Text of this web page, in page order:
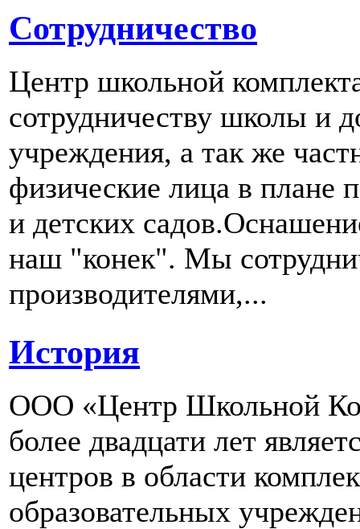
Сотрудничество
Центр школьной
сотрудничеству школы и
учреждения, а так же
физические лица в плане
и детских
наш "конек". Мы
производителями,...
История
ООО «Центр Школьной
более двадцати лет
центров в области
образовательных